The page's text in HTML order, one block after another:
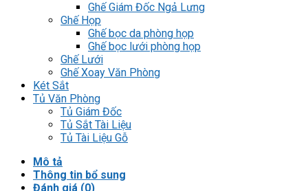
Ghế Giám Đốc Ngả Lưng
Ghế Họp
Ghế bọc da phòng họp
Ghế bọc lưới phòng họp
Ghế Lưới
Ghế Xoay Văn Phòng
Két Sắt
Tủ Văn Phòng
Tủ Giám Đốc
Tủ Sắt Tài Liệu
Tủ Tài Liệu Gỗ
Mô tả
Thông tin bổ sung
Đánh giá (0)